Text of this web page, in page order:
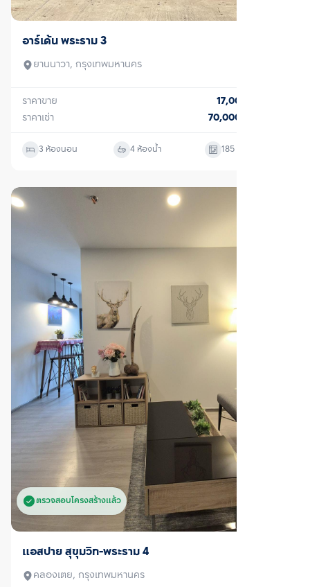
ขาย/เช่า
อาร์เด้น พระราม 3
ยานนาวา, กรุงเทพมหานคร
ราคาขาย 17,000,000
ราคาเช่า
70,000
3 ห้องนอน 4 ห้องน้ำ 185
ตรวจสอบโครงสร้างแล้ว
ขายพร้อมผู้เช่า
แอสปาย สุขุมวิท-พระราม 4
คลองเตย, กรุงเทพมหานคร